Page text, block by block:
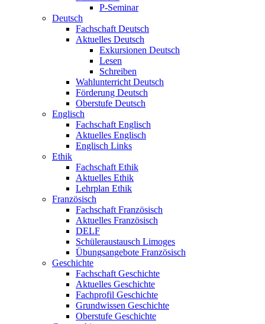
P-Seminar
Deutsch
Fachschaft Deutsch
Aktuelles Deutsch
Exkursionen Deutsch
Lesen
Schreiben
Wahlunterricht Deutsch
Förderung Deutsch
Oberstufe Deutsch
Englisch
Fachschaft Englisch
Aktuelles Englisch
Englisch Links
Ethik
Fachschaft Ethik
Aktuelles Ethik
Lehrplan Ethik
Französisch
Fachschaft Französisch
Aktuelles Französisch
DELF
Schüleraustausch Limoges
Übungsangebote Französisch
Geschichte
Fachschaft Geschichte
Aktuelles Geschichte
Fachprofil Geschichte
Grundwissen Geschichte
Oberstufe Geschichte